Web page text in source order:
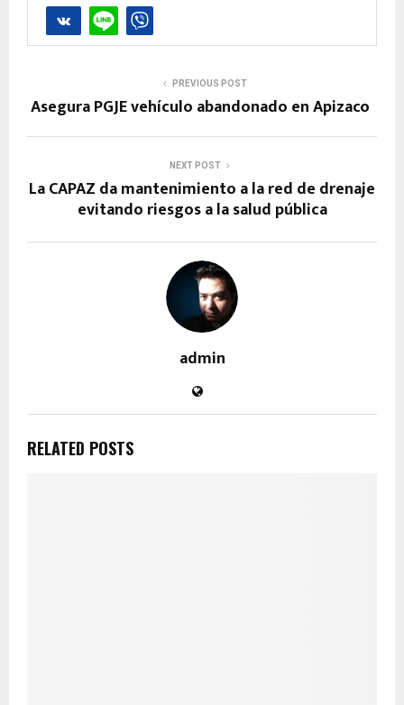
PREVIOUS POST
Asegura PGJE vehículo abandonado en Apizaco
NEXT POST
La CAPAZ da mantenimiento a la red de drenaje
evitando riesgos a la salud pública
admin
RELATED POSTS